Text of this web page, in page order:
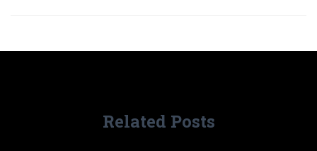
Related Posts